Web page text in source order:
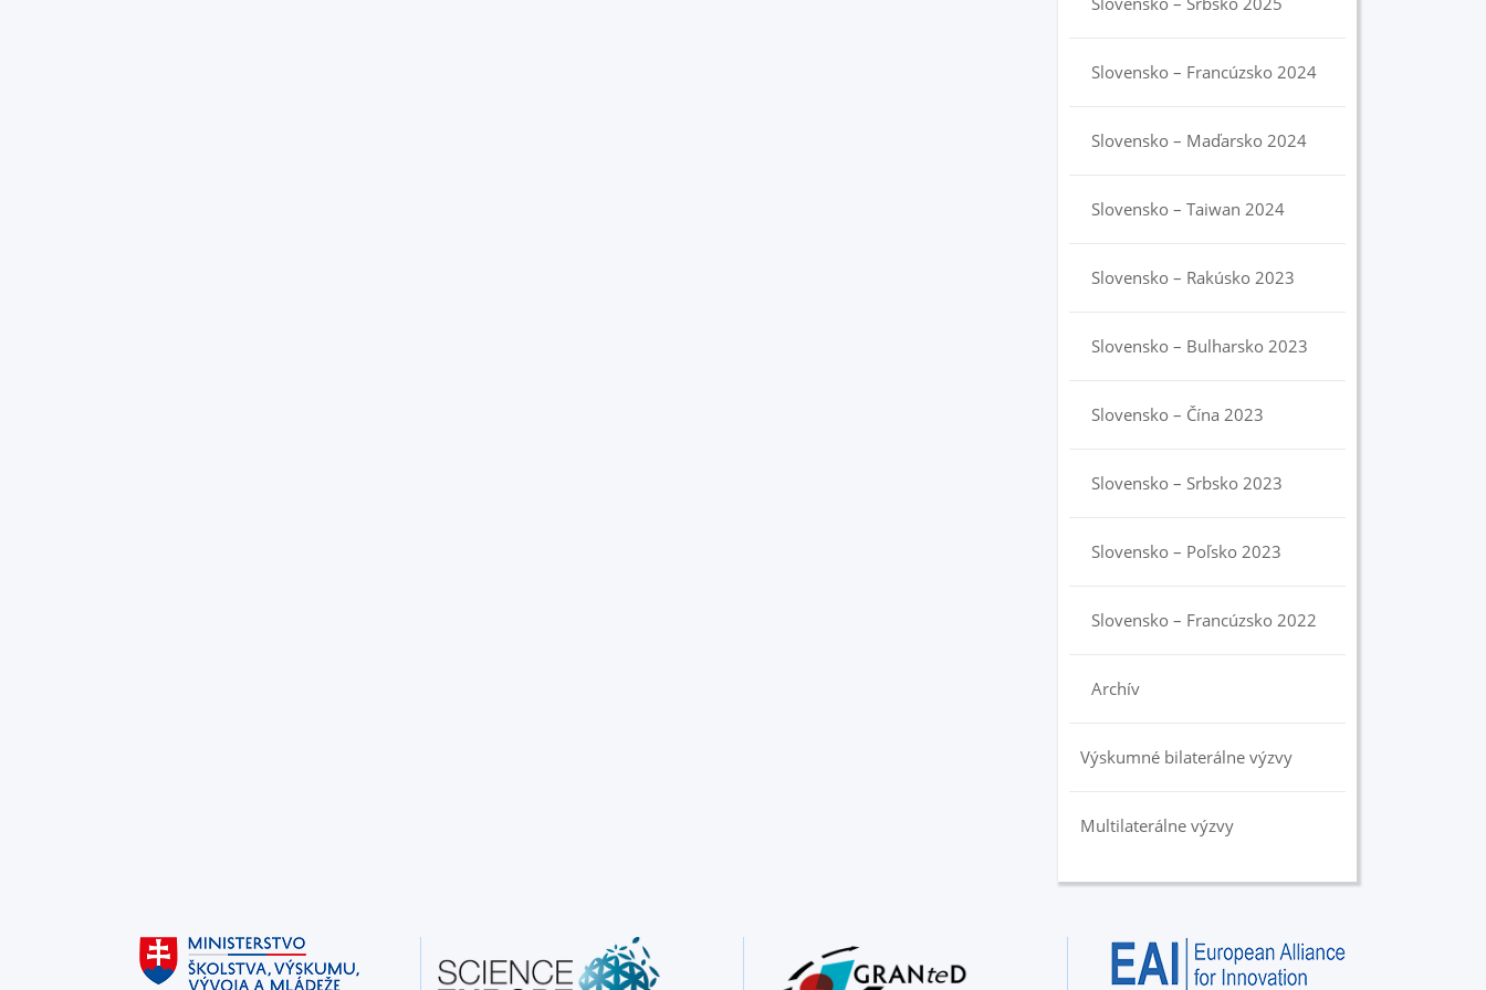
Slovensko – Francúzsko 2024
Slovensko – Maďarsko 2024
Slovensko – Taiwan 2024
Slovensko – Rakúsko 2023
Slovensko – Bulharsko 2023
Slovensko – Čína 2023
Slovensko – Srbsko 2023
Slovensko – Poľsko 2023
Slovensko – Francúzsko 2022
Archív
Výskumné bilaterálne výzvy
Multilaterálne výzvy